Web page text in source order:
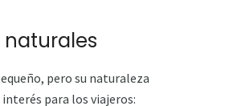
pero su naturaleza
para los viajeros: